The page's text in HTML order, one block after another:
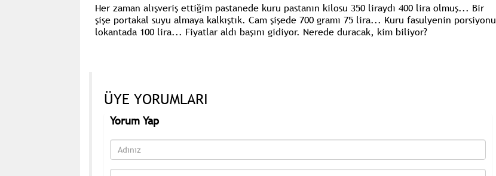
Her zaman alışveriş ettiğim pastanede kuru pastanın kilosu 350 liraydı 400 lira olmuş... Bir
şişe portakal suyu almaya kalkıştık. Cam şişede 700 gramı 75 lira... Kuru fasulyenin porsiyonu
lokantada 100 lira... Fiyatlar aldı başını gidiyor. Nerede duracak, kim biliyor?
ÜYE YORUMLARI
Yorum Yap